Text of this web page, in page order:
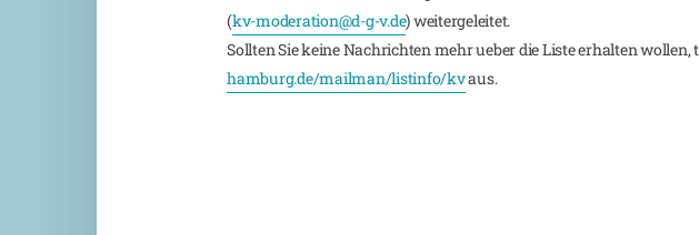
(kv-moderation@d-g-v.de) weitergeleitet.
Sollten Sie keine Nachrichten mehr ueber die Liste erhalten wollen,
hamburg.de/mailman/listinfo/kvaus.